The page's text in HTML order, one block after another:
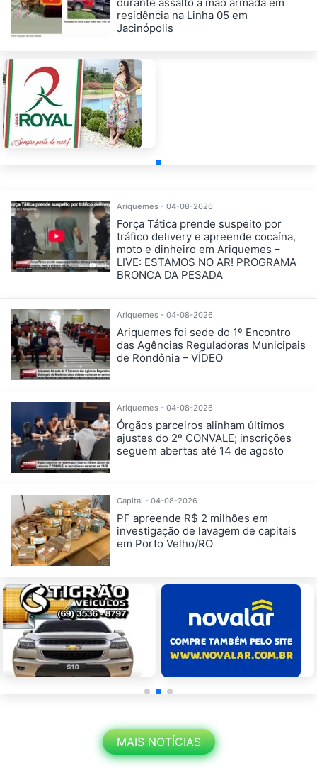
residência na Linha 05 em
Jacinópolis
Ariquemes - 04-08-2026
Força Tática prende suspeito por
tráfico delivery e apreende cocaína,
moto e dinheiro em Ariquemes –
LIVE: ESTAMOS NO AR! PROGRAMA
BRONCA DA PESADA
Ariquemes - 04-08-2026
Ariquemes foi sede do 1º Encontro
das Agências Reguladoras Municipais
de Rondônia – VÍDEO
Ariquemes - 04-08-2026
Órgãos parceiros alinham últimos
ajustes do 2º CONVALE; inscrições
seguem abertas até 14 de agosto
Capital - 04-08-2026
PF apreende R$ 2 milhões em
investigação de lavagem de capitais
em Porto Velho/RO
MAIS NOTÍCIAS